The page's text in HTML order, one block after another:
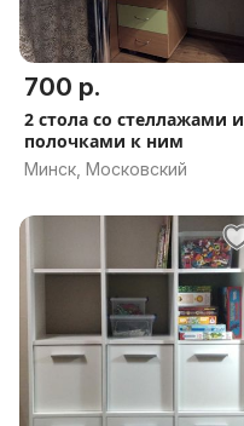
700 р.
2 стола со стеллажами и
полочками к ним
Минск, Московский